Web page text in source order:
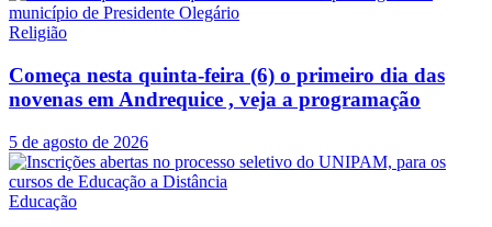
Religião
Começa nesta quinta-feira (6) o primeiro dia das
novenas em Andrequice , veja a programação
5 de agosto de 2026
Educação